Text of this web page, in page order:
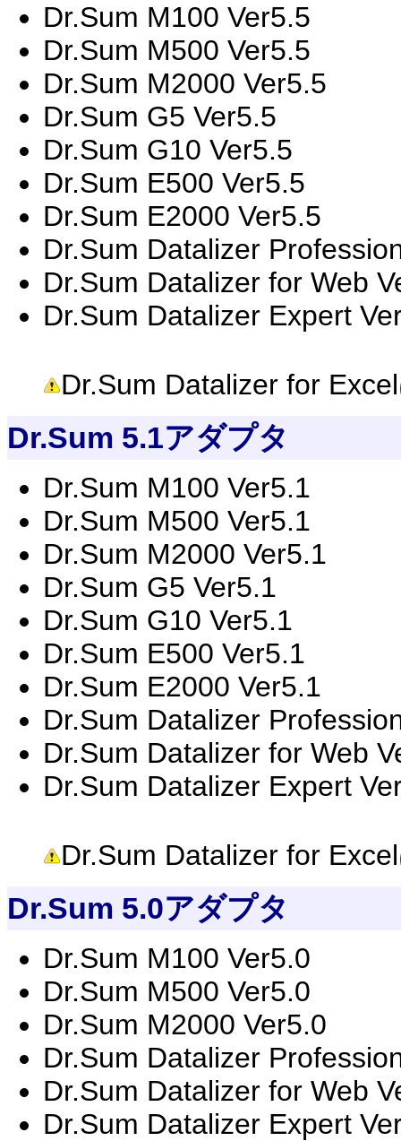
Dr.Sum M100 Ver5.5
Dr.Sum M500 Ver5.5
Dr.Sum M2000 Ver5.5
Dr.Sum G5 Ver5.5
Dr.Sum G10 Ver5.5
Dr.Sum E500 Ver5.5
Dr.Sum E2000 Ver5.5
Dr.Sum Datalizer
Dr.Sum Datalizer for Web
Dr.Sum Datalizer Expert
Dr.Sum Datalizer for
Dr.Sum 5.1アダプタ
Dr.Sum M100 Ver5.1
Dr.Sum M500 Ver5.1
Dr.Sum M2000 Ver5.1
Dr.Sum G5 Ver5.1
Dr.Sum G10 Ver5.1
Dr.Sum E500 Ver5.1
Dr.Sum E2000 Ver5.1
Dr.Sum Datalizer
Dr.Sum Datalizer for Web
Dr.Sum Datalizer Expert
Dr.Sum Datalizer for
Dr.Sum 5.0アダプタ
Dr.Sum M100 Ver5.0
Dr.Sum M500 Ver5.0
Dr.Sum M2000 Ver5.0
Dr.Sum Datalizer
Dr.Sum Datalizer for Web
Dr.Sum Datalizer Expert